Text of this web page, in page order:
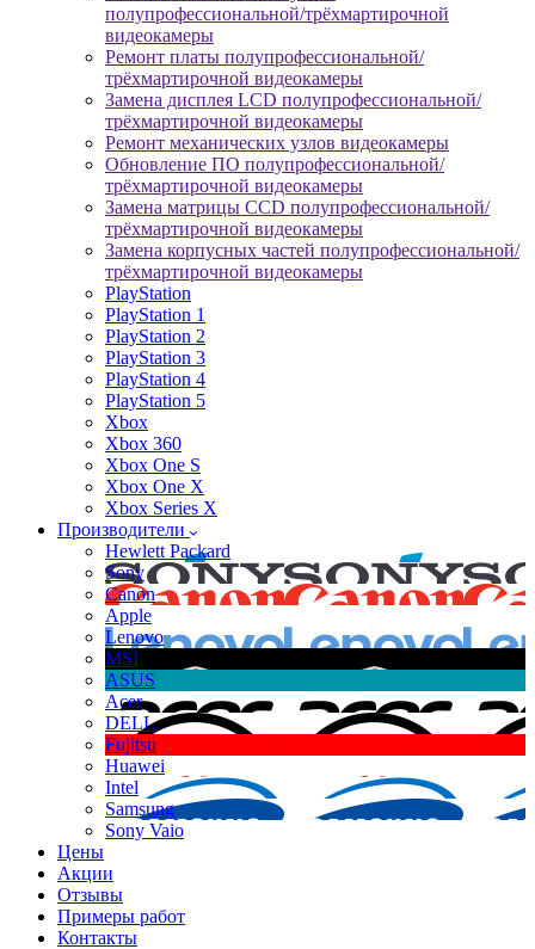
полупрофессиональной/трёхмартирочной
видеокамеры
Ремонт платы полупрофессиональной/
трёхмартирочной видеокамеры
Замена дисплея LCD полупрофессиональной/
трёхмартирочной видеокамеры
Ремонт механических узлов видеокамеры
Обновление ПО полупрофессиональной/
трёхмартирочной видеокамеры
Замена матрицы CCD полупрофессиональной/
трёхмартирочной видеокамеры
Замена корпусных частей полупрофессиональной/
трёхмартирочной видеокамеры
PlayStation
PlayStation 1
PlayStation 2
PlayStation 3
PlayStation 4
PlayStation 5
Xbox
Xbox 360
Xbox One S
Xbox One X
Xbox Series X
Производители
Hewlett Packard
Sony
Canon
Apple
Lenovo
MSI
ASUS
Acer
DELL
Fujitsu
Huawei
Intel
Samsung
Sony Vaio
Цены
Акции
Отзывы
Примеры работ
Контакты